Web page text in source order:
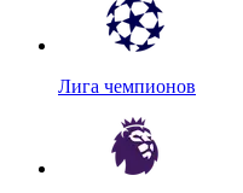
Лига чемпионов